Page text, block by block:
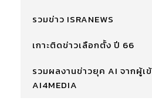
รวมข่าว ISRANEWS
เกาะติดข่าวเลือกตั้ง ปี 66
รวมผลงานข่าวยุค AI จากผู้เ
AI4MEDIA